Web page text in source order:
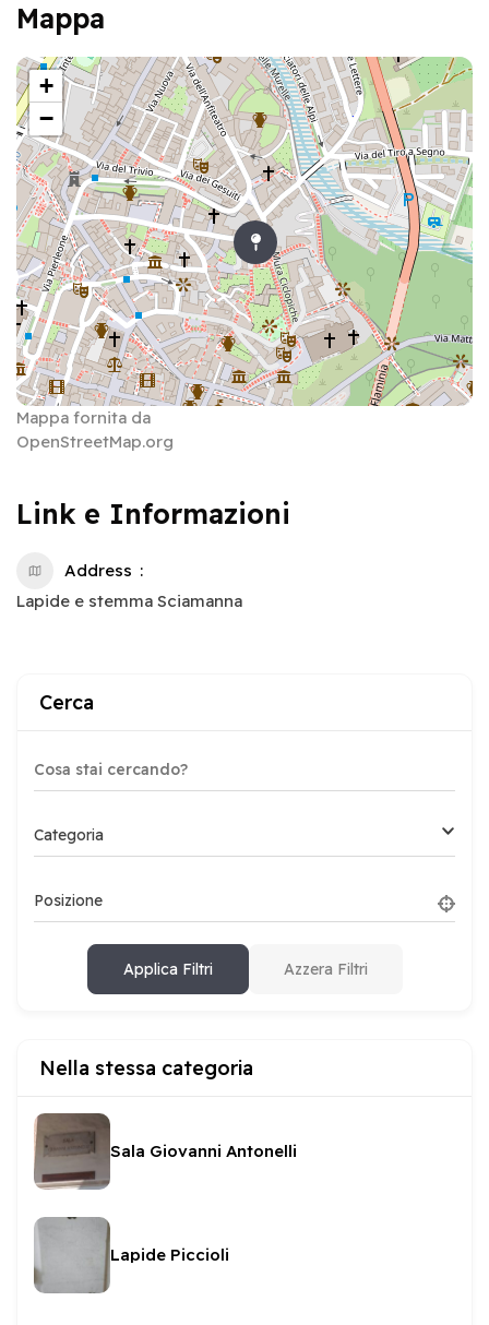
Mappa
+
−
Mappa fornita da
OpenStreetMap.org
Link e Informazioni
Address
Lapide e stemma Sciamanna
Cerca
Categoria
Posizione
Applica Filtri Azzera Filtri
Nella stessa categoria
Sala Giovanni Antonelli
Lapide Piccioli